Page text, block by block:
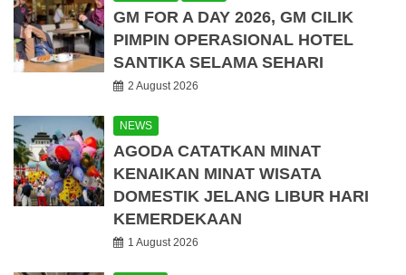
GM FOR A DAY 2026, GM CILIK
PIMPIN OPERASIONAL HOTEL
SANTIKA SELAMA SEHARI
2 August 2026
NEWS
AGODA CATATKAN MINAT
KENAIKAN MINAT WISATA
DOMESTIK JELANG LIBUR HARI
KEMERDEKAAN
1 August 2026